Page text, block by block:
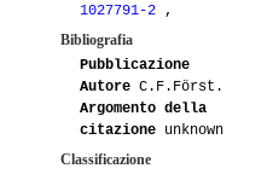
1027791-2 ,
Bibliografia
Pubblicazione
Autore C.F.Först.
Argomento della
citazione unknown
Classificazione